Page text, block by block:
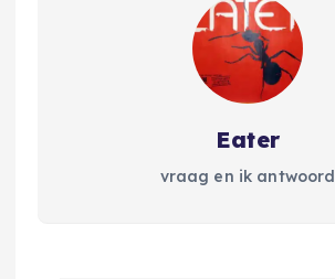
Eater
vraag en ik antwoord